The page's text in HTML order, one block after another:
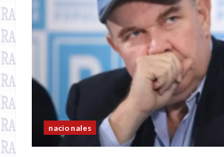
nacionales